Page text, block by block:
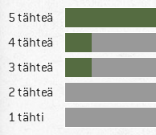
5 tähteä
4 tähteä
3 tähteä
2 tähteä
1 tähti